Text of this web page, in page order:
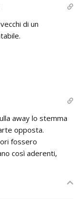
di un
away lo stemma
opposta.
fossero
così aderenti,